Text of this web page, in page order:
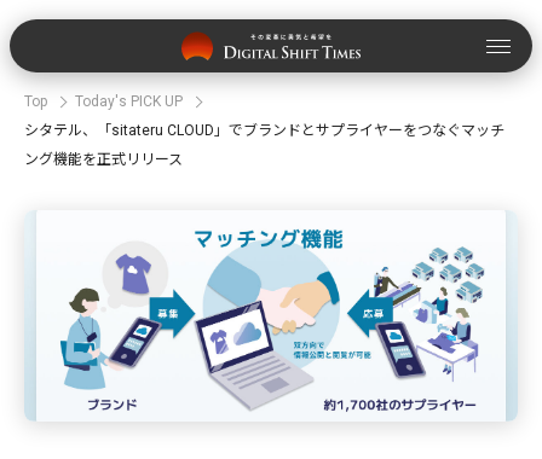
Top
Today's PICK UP
シタテル、「sitateru CLOUD」でブランドとサプライヤーをつなぐマッチ
ング機能を正式リリース